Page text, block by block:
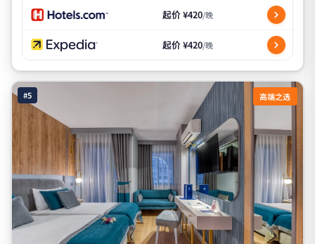
起价 ¥420/晚
起价 ¥420/晚
#5 高端之选